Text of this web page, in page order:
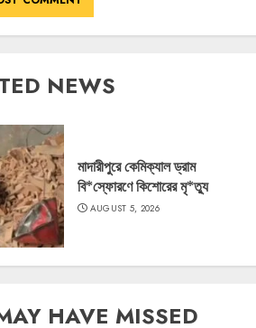
NEWS
মাদারীপুরে কেমিক্যাল ড্রাম
বি*স্ফোরণে কিশোরের মৃ*ত্যু
AUGUST 5, 2026
HAVE MISSED